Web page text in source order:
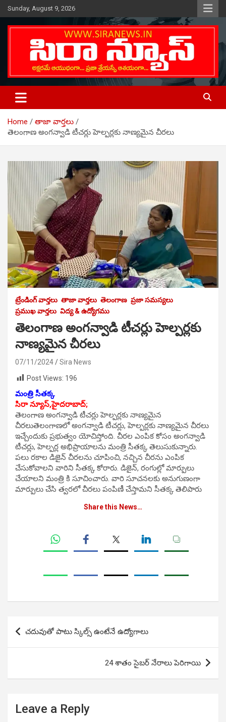
Skip
to
content
Sunday, August 9, 2026
SIRA NEWS
Telugu Online News Daily
Home
తాజా వార్తలు
తెలంగాణ అంగన్వాడి టీచర్లు హెల్పర్లకు నాణ్యమైన చీరలు
ట్రేండింగ్ వార్తలు తాజా వార్తలు తెలంగాణ ప్రజా సమస్యలు
ప్రముఖ వార్తలు విద్య & ఉద్యోగము
తెలంగాణ అంగన్వాడి టీచర్లు హెల్పర్లకు
నాణ్యమైన చీరలు
07/11/2024
Sira News
Post Views: 196
మంత్రి సీతక్క
సిరా న్యూస్,హైదరాబాద్;
తెలంగాణ అంగన్వాడి టీచర్లు హెల్పర్లకు నాణ్యమైన
చీరలుతెలంగాణలో అంగన్వాడి టీచర్లు, హెల్పర్లకు నాణ్యమైన చీరలు
ఇచ్చేందుకు ప్రభుత్వం యోచిస్తోంది. చీరల ఎంపిక కోసం అంగన్వాడి
టీచర్లు, హెల్పర్ల అభిప్రాయాలను మంత్రి సీతక్క తెలుసుకున్నారు.
పలు రకాల డిజైన్ చీరలను చూపించి, నచ్చిన చీరను ఎంపిక
చేసుకోవాలని వారిని సీతక్క కోరారు. డిజైన్, రంగుల్లో మార్పులు
చేయాలని మంత్రి కి సూచించారు. వారి సూచనలకు అనుగుణంగా
మార్పులు చేసి త్వరలో చీరలు పంపిణీ చేస్తామని సీతక్క తెలిపారు
Share this News…
Post
navigation
చదువుతో పాటు స్కిల్స్ ఉంటేనే ఉద్యోగాలు
24 శాతం సైబర్ నేరాలు పెరిగాయి
Leave a Reply